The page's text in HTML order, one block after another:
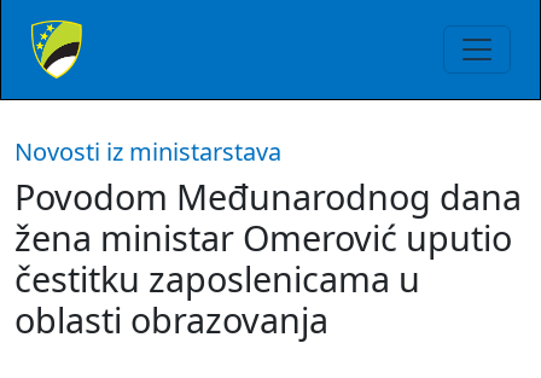
Novosti iz ministarstava
Povodom Međunarodnog dana
žena ministar Omerović uputio
čestitku zaposlenicama u
oblasti obrazovanja